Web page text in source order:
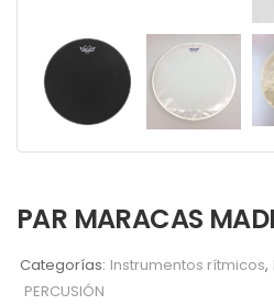
PAR MARACAS
Categorías: Instrumentos rítmicos,
PERCUSIÓN